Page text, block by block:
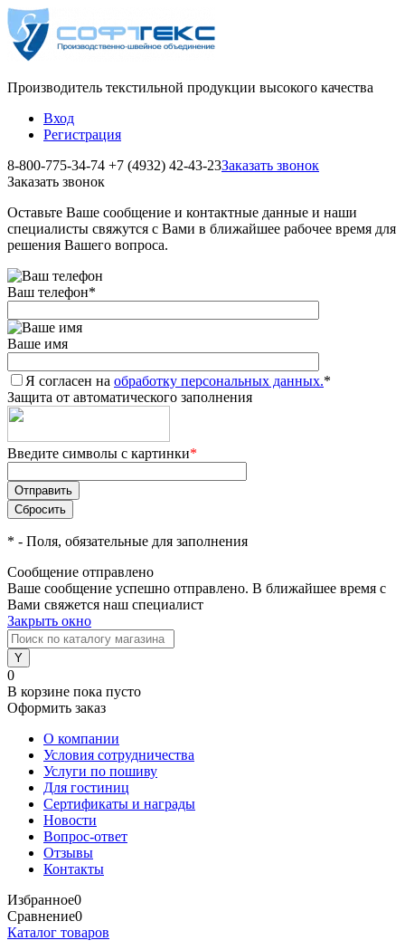
Производитель текстильной продукции высокого качества
Вход
Регистрация
8-800-775-34-74 +7 (4932) 42-43-23Заказать звонок
Заказать звонок
Оставьте Ваше сообщение и контактные данные и наши
специалисты свяжутся с Вами в ближайшее рабочее время для
решения Вашего вопроса.
Ваш телефон*
Ваше имя
Я согласен на обработку персональных данных.*
Защита от автоматического заполнения
Введите символы с картинки*
* - Поля, обязательные для заполнения
Сообщение отправлено
Ваше сообщение успешно отправлено. В ближайшее время с
Вами свяжется наш специалист
Закрыть окно
0
В корзине пока пусто
Оформить заказ
О компании
Условия сотрудничества
Услуги по пошиву
Для гостиниц
Сертификаты и награды
Новости
Вопрос-ответ
Отзывы
Контакты
Избранное0
Сравнение0
Каталог товаров